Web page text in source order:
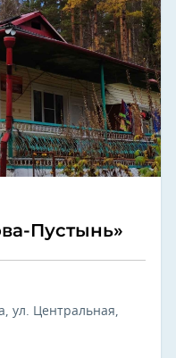
Пустынь»
ул. Центральная,